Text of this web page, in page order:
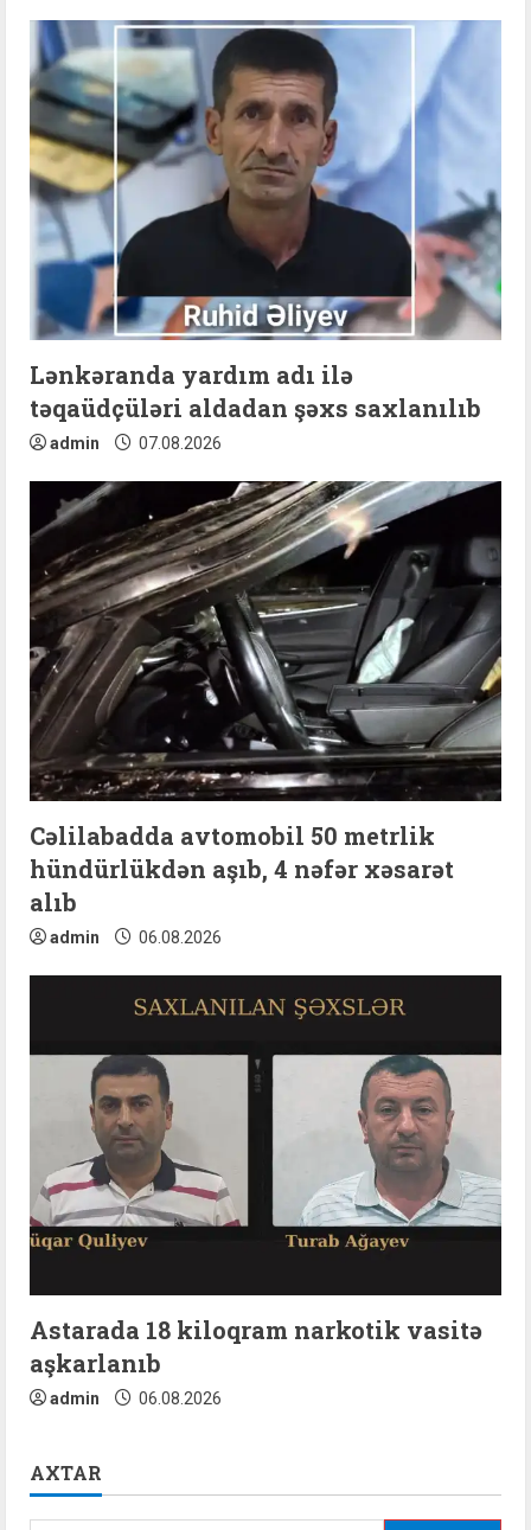
u
e
R
e
a
d
i
n
g
Lənkəranda yardım adı ilə
təqaüdçüləri aldadan şəxs saxlanılıb
admin 07.08.2026
Cəlilabadda avtomobil 50 metrlik
hündürlükdən aşıb, 4 nəfər xəsarət
alıb
admin 06.08.2026
Astarada 18 kiloqram narkotik vasitə
aşkarlanıb
admin 06.08.2026
AXTAR